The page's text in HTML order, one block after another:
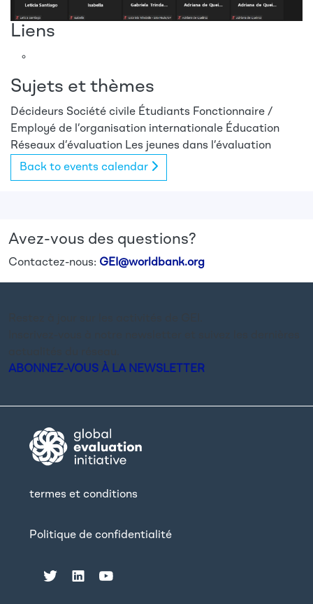
Liens
Sujets et thèmes
Décideurs Société civile Étudiants Fonctionnaire /
Employé de l’organisation internationale Éducation
Réseaux d’évaluation Les jeunes dans l’évaluation
Back to events calendar
Avez-vous des questions?
Contactez-nous: GEI@worldbank.org
ABONNEZ-VOUS À LA NEWSLETTER
termes et conditions
Politique de confidentialité